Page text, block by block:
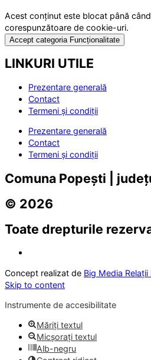
Acest conținut este blocat până
corespunzătoare de cookie-uri.
Accept categoria Funcționalitate
LINKURI UTILE
Prezentare generală
Contact
Termeni și condiții
Prezentare generală
Contact
Termeni și condiții
Comuna Popești |
© 2026
Toate drepturile
Concept realizat de Big Media Relații
Skip to content
Instrumente de accesibilitate
Măriți textul
Micșorați textul
Alb-negru